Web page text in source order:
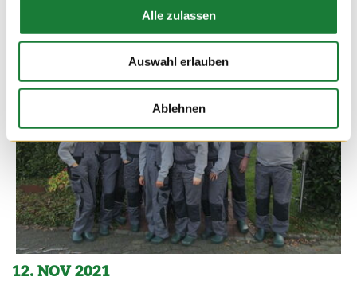
Alle zulassen
Auswahl erlauben
Ablehnen
12. NOV 2021